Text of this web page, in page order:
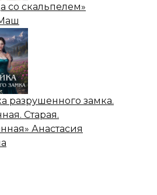
со скальпелем»
разрушенного замка.
Старая.
Анастасия